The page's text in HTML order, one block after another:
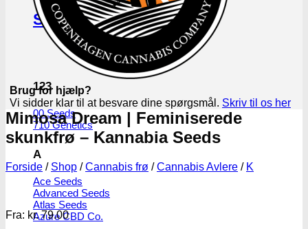
Se Alle Brands
123
00 Seeds
710 Genetics
A
Ace Seeds
Advanced Seeds
Atlas Seeds
Azure CBD Co.
Brug for hjælp?
Vi sidder klar til at besvare dine spørgsmål. Skriv til os her
Mimosa Dream | Feminiserede
skunkfrø – Kannabia Seeds
Forside / Shop / Cannabis frø / Cannabis Avlere / K
Fra: kr.79.00